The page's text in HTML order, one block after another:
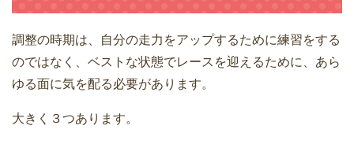
調整の時期は、自分の走力をアップするために練習をする
のではなく、ベストな状態でレースを迎えるために、あら
ゆる面に気を配る必要があります。
大きく３つあります。